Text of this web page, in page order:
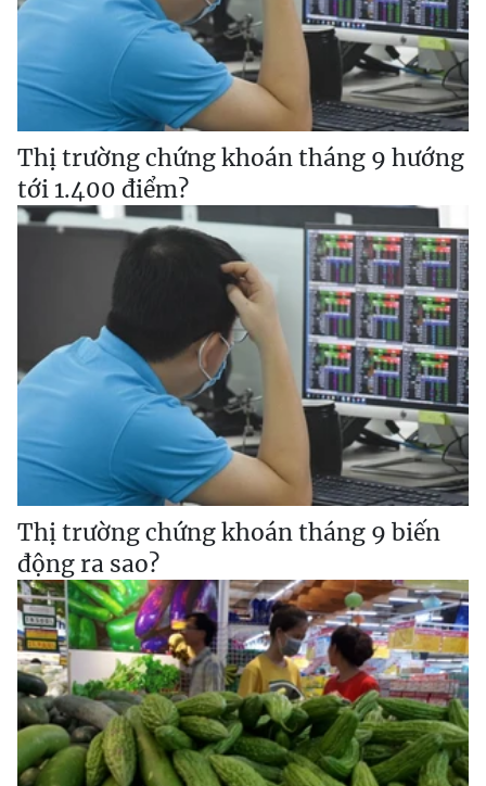
Thị trường chứng khoán tháng 9 hướng
tới 1.400 điểm?
Thị trường chứng khoán tháng 9 biến
động ra sao?